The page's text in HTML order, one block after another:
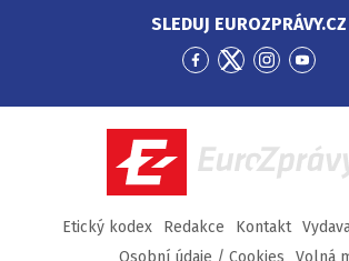
SLEDUJ EUROZPRÁVY.CZ
Přejít
Facebook
Přejít
Twitter
Přejít
Instagram
Přejít
EuroZprávy.cz
Etický kodex Redakce Kontakt